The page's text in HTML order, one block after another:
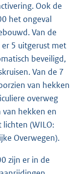
Ook de
het ongeval
Van de
5 uitgerust met
beveiligd,
Van de 7
van hekken
overweg
van hekken en
(WILO:
Overwegen).
zijn er in de